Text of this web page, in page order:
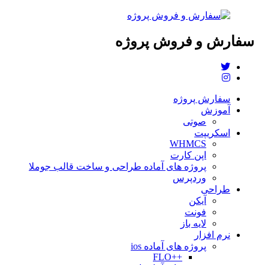
سفارش و فروش پروژه
سفارش پروژه
آموزش
صوتی
اسکریپت
WHMCS
اپن کارت
پروژه های آماده طراحی و ساخت قالب جوملا
وردپرس
طراحی
آیکن
فونت
لایه باز
نرم افزار
پروژه های آماده ios
++FLO